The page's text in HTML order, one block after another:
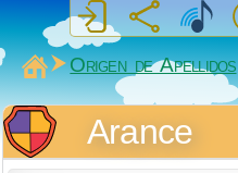
MiSabueso
Origen de Apellidos
Arance